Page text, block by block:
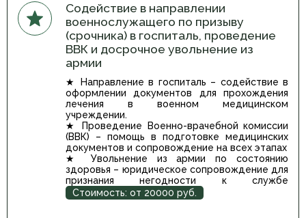
Содействие в направлении
военнослужащего по призыву
(срочника) в госпиталь, проведение
ВВК и досрочное увольнение из
армии
★ Направление в госпиталь – содействие в
оформлении документов для прохождения
лечения в военном медицинском
учреждении.
★ Проведение Военно-врачебной комиссии
(ВВК) – помощь в подготовке медицинских
документов и сопровождение на всех этапах
★ Увольнение из армии по состоянию
здоровья – юридическое сопровождение для
признания негодности к службе
Стоимость: от 20000 руб.